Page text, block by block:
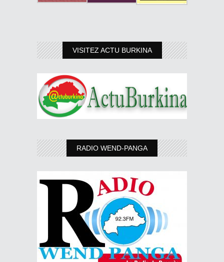
VISITEZ ACTU BURKINA
RADIO WEND-PANGA